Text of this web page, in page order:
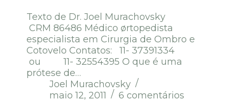
Texto de Dr. Joel Murachovsky
CRM 86486 Médico ørtopedista
especialista em Cirurgia de Ombro e
Cotovelo Contatos: 11- 37391334
ou 11- 32554395 O que é uma
prótese de…
Joel Murachovsky
maio 12, 2011
6 comentários